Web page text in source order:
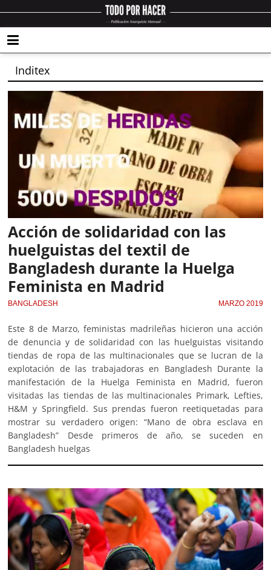
Inditex
Acción de solidaridad con las
huelguistas del textil de
Bangladesh durante la Huelga
Feminista en Madrid
BANGLADESH MARZO 2019
Este 8 de Marzo, feministas madrileñas hicieron una acción
de denuncia y de solidaridad con las huelguistas visitando
tiendas de ropa de las multinacionales que se lucran de la
explotación de las trabajadoras en Bangladesh Durante la
manifestación de la Huelga Feminista en Madrid, fueron
visitadas las tiendas de las multinacionales Primark, Lefties,
H&M y Springfield. Sus prendas fueron reetiquetadas para
mostrar su verdadero origen: “Mano de obra esclava en
Bangladesh” Desde primeros de año, se suceden en
Bangladesh huelgas